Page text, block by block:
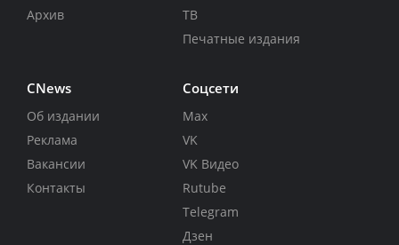
Архив
ТВ
Печатные издания
CNews
Об издании
Реклама
Вакансии
Контакты
Соцсети
Max
VK
VK Видео
Rutube
Telegram
Дзен